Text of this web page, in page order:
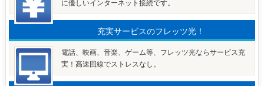
に優しいインターネット接続です。
充実サービスのフレッツ光！
電話、映画、音楽、ゲーム等、フレッツ光ならサービス充
実！高速回線でストレスなし。